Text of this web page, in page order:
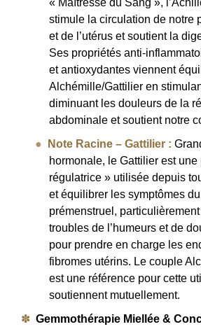
« Maîtresse du Sang »,
stimule la circulation de notre
et de l’utérus et soutient la
Ses propriétés anti-
et antioxydantes viennent
Alchémille/Gattilier en
diminuant les douleurs de la
abdominale et soutient notre
Note Racine – Gattilier :
hormonale, le Gattilier est
régulatrice » utilisée depuis
et équilibrer les symptômes
prémenstruel,
troubles de l’humeurs et de
pour prendre en charge les
fibromes utérins. Le couple
est une référence pour cette
soutiennent mutuellement.
Gemmothérapie Miellée &